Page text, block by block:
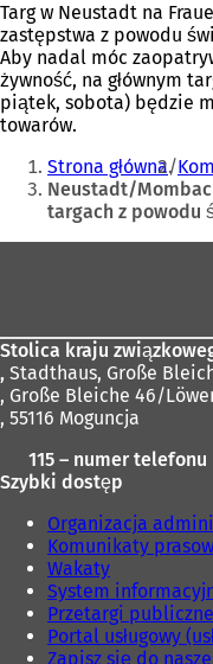
Targ w Neustadt na
zastępstwa z powodu
Aby nadal móc
żywność, na głównym
piątek, sobota) będzie
towarów.
Jesteś
tutaj:
Strona główna
Neustadt/
targach z powodu
Stolica kraju
, Stadthaus, Große
, Große Bleiche 46/
, 55116 Moguncja
115 – numer
Szybki dostęp
Organizacja
Komunikaty
Wakaty
System
Przetargi publiczne
Portal usługowy
Zapisz się do